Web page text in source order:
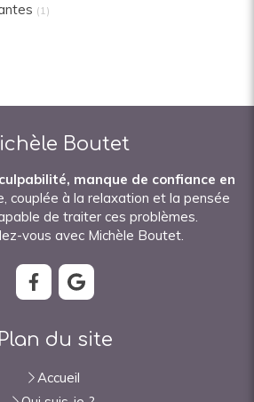
(1)
Boutet
manque de confiance en
couplée à la relaxation et la pensée
de traiter ces problèmes.
vous avec Michèle Boutet.
Plan du site
Accueil